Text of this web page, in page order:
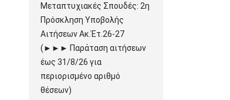
Μεταπτυχιακές Σπουδές: 2η
Πρόσκληση Υποβολής
Αιτήσεων Ακ.Έτ.26-27
(►►► Παράταση αιτήσεων
έως 31/8/26 για
περιορισμένο αριθμό
θέσεων)